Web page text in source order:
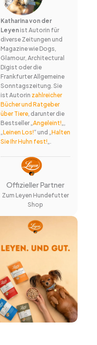
Katharina von der
Leyenist Autorin für
diverse Zeitungen und
Magazine wie Dogs,
Glamour, Architectural
Digist oder die
Frankfurter Allgemeine
Sonntagszeitung. Sie
ist Autorin zahlreicher
Bücher und Ratgeber
über Tiere, darunter die
Bestseller „Angeleint!„,
„Leinen Los!“ und „Halten
Sie Ihr Huhn fest!„.
Offizieller Partner
Zum Leyen Hundefutter
Shop